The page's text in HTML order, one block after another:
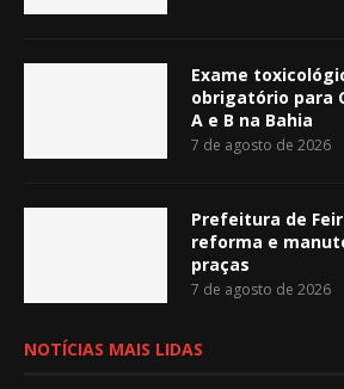
Exame
obrigatório para
A e B na Bahia
7 de agosto de 2026
Prefeitura de
reforma e
praças
7 de agosto de 2026
NOTÍCIAS MAIS LIDAS